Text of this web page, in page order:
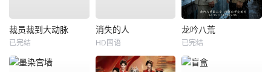
裁员裁到大动脉
已完结
消失的人
HD国语
龙吟八荒
已完结